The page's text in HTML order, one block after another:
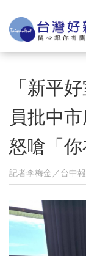
「新平
員批中
怒嗆「你
記者李梅金／台中